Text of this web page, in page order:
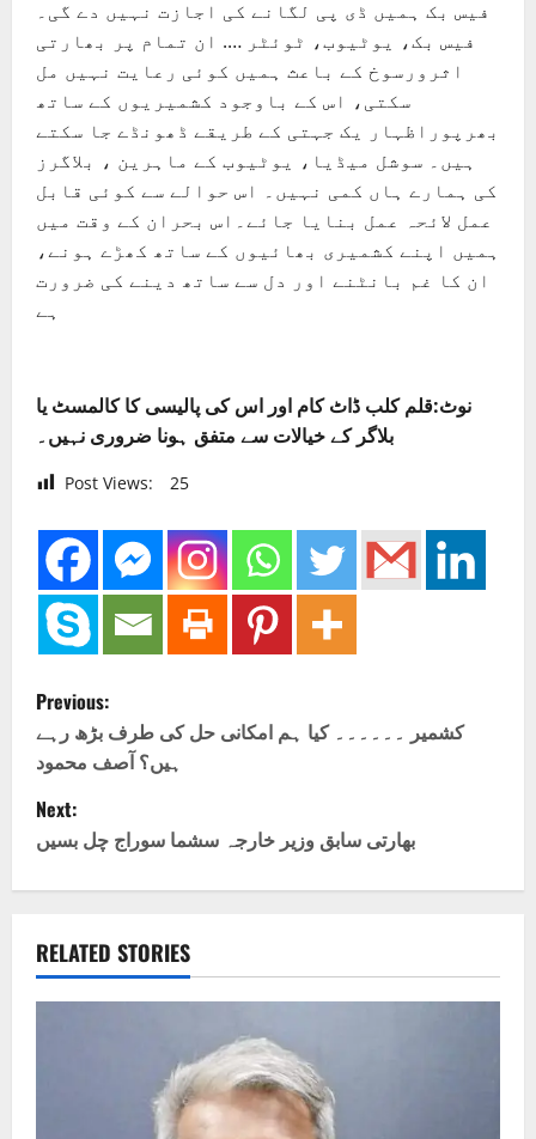
فیس بک ہمیں ڈی پی لگانے کی اجازت نہیں دے گی۔
فیس بک، یوٹیوب، ٹوئٹر …. ان تمام پر بھارتی
اثرورسوخ کے باعث ہمیں کوئی رعایت نہیں مل
سکتی، اس کے باوجود کشمیریوں کے ساتھ
بھرپوراظہار یک جہتی کے طریقے ڈھونڈے جا سکتے
ہیں۔ سوشل میڈیا، یوٹیوب کے ماہرین ، بلاگرز
کی ہمارے ہاں کمی نہیں۔ اس حوالے سے کوئی قابل
عمل لائحہ عمل بنایا جائے۔اس بحران کے وقت میں
ہمیں اپنے کشمیری بھائیوں کے ساتھ کھڑے ہونے،
ان کا غم بانٹنے اور دل سے ساتھ دینے کی ضرورت
ہے
نوٹ:قلم کلب ڈاٹ کام اور اس کی پالیسی کا کالمسٹ یا
بلاگر کے خیالات سے متفق ہونا ضروری نہیں۔
Post Views: 25
P
o
s
t
n
a
v
Previous:
کشمیر ۔۔۔۔۔۔ کیا ہم امکانی حل کی طرف بڑھ رہے
ہیں؟ آصف محمود
Next:
بھارتی سابق وزیر خارجہ سشما سوراج چل بسیں
RELATED STORIES